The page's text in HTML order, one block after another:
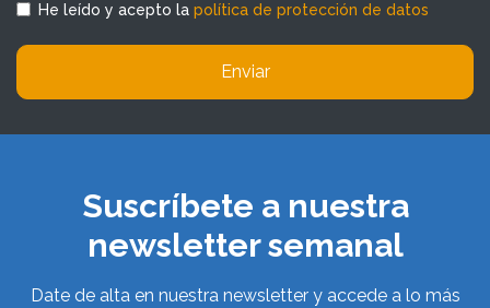
He leído y acepto la política de protección de datos
Enviar
Suscríbete a nuestra
newsletter semanal
Date de alta en nuestra newsletter y accede a lo más